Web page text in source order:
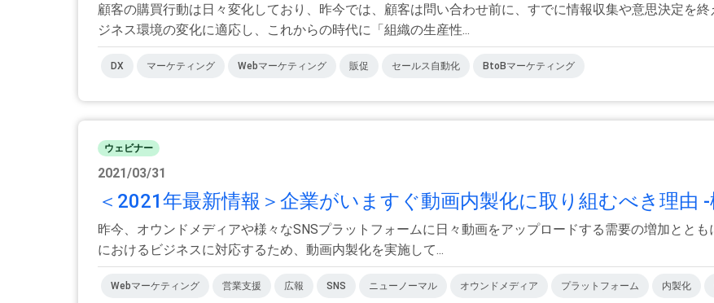
顧客の購買行動は日々変化しており、昨今では、顧客は問い合わせ前に、すでに情報収集や意思決定を
ジネス環境の変化に適応し、これからの時代に「組織の生産性...
DX マーケティング Webマーケティング 販促 セールス自動化 BtoBマーケティング
ウェビナー
2021/03/31
＜2021年最新情報＞企業がいますぐ動画内製化に取り組むべき理由 -
昨今、オウンドメディアや様々なSNSプラットフォームに日々動画をアップロードする需要の増加とと
におけるビジネスに対応するため、動画内製化を実施して...
Webマーケティング 営業支援 広報 SNS ニューノーマル オウンドメディア プラットフォーム 内製化